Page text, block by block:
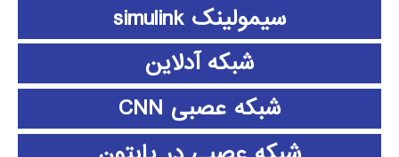
سیمولینک simulink
شبکه آدلاین
شبکه عصبی CNN